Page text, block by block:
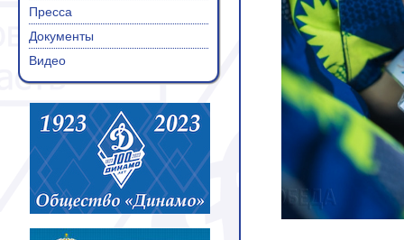
Пресса
Документы
Видео